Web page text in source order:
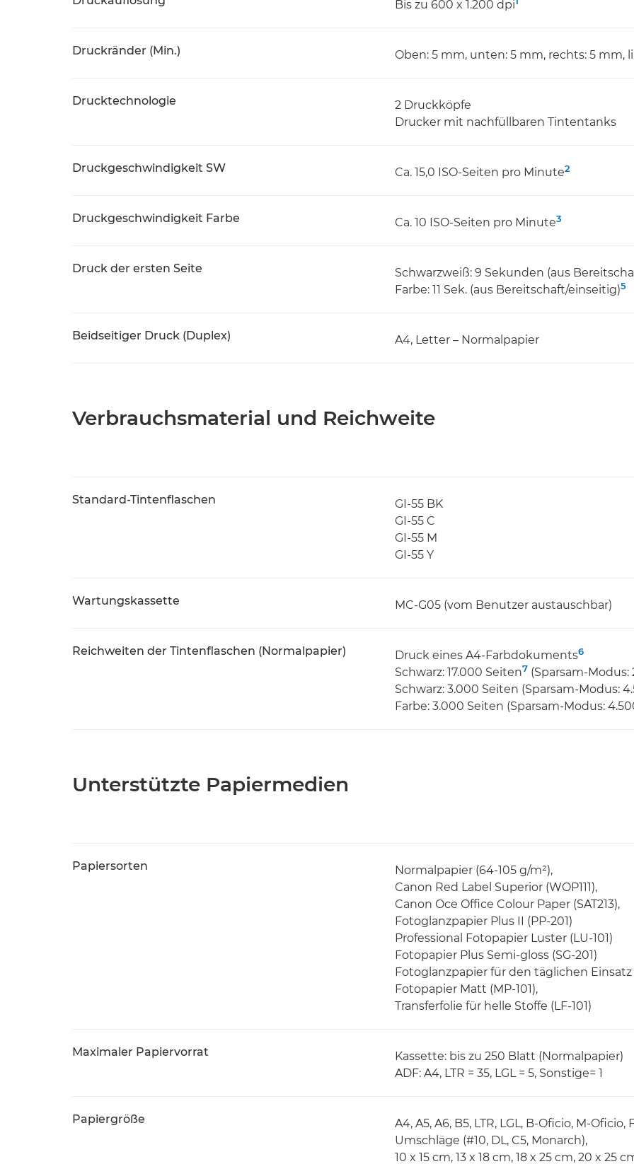
Bis zu 600 x 1.200 dpi
Druckränder (Min.) Oben: 5 mm, unten: 5 mm, rechts: 5 mm,
Drucktechnologie
2 Druckköpfe
Drucker mit nachfüllbaren Tintentanks
Druckgeschwindigkeit SW Ca. 15,0 ISO-Seiten pro Minute2
Druckgeschwindigkeit Farbe Ca. 10 ISO-Seiten pro Minute3
Druck der ersten Seite Schwarzweiß: 9 Sekunden (aus
Farbe: 11 Sek. (aus Bereitschaft/einseitig)5
Beidseitiger Druck (Duplex) A4, Letter – Normalpapier
Verbrauchsmaterial und Reichweite
Standard-Tintenflaschen
GI-55 BK
GI-55 C
GI-55 M
GI-55 Y
Wartungskassette MC-G05 (vom Benutzer austauschbar)
Reichweiten der Tintenflaschen (Normalpapier) Druck eines A4-Farbdokuments6
Schwarz: 17.000 Seiten7 (Sparsam-Modus:
Schwarz: 3.000 Seiten (Sparsam-Modus:
Farbe: 3.000 Seiten (Sparsam-Modus:
Unterstützte Papiermedien
Papiersorten
Normalpapier (64-105 g/m²),
Canon Red Label Superior (WOP111),
Canon Oce Office Colour Paper (SAT213),
Fotoglanzpapier Plus II (PP-201)
Professional Fotopapier Luster (LU-101)
Fotopapier Plus Semi-gloss (SG-201)
Fotoglanzpapier für den täglichen Einsatz
Fotopapier Matt (MP-101),
Transferfolie für helle Stoffe (LF-101)
Maximaler Papiervorrat
Kassette: bis zu 250 Blatt (Normalpapier)
ADF: A4, LTR = 35, LGL = 5, Sonstige= 1
Papiergröße
A4, A5, A6, B5, LTR, LGL, B-Oficio, M-
Umschläge (#10, DL, C5, Monarch),
10 x 15 cm, 13 x 18 cm, 18 x 25 cm, 20 x 25